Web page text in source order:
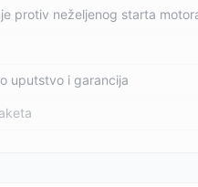
protiv neželjenog starta
uputstvo i garancija